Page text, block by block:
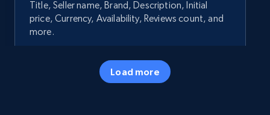
Title, Seller name, Brand, Description, Initial
price, Currency, Availability, Reviews count, and
more.
5.7K+ Comece agora
Load more